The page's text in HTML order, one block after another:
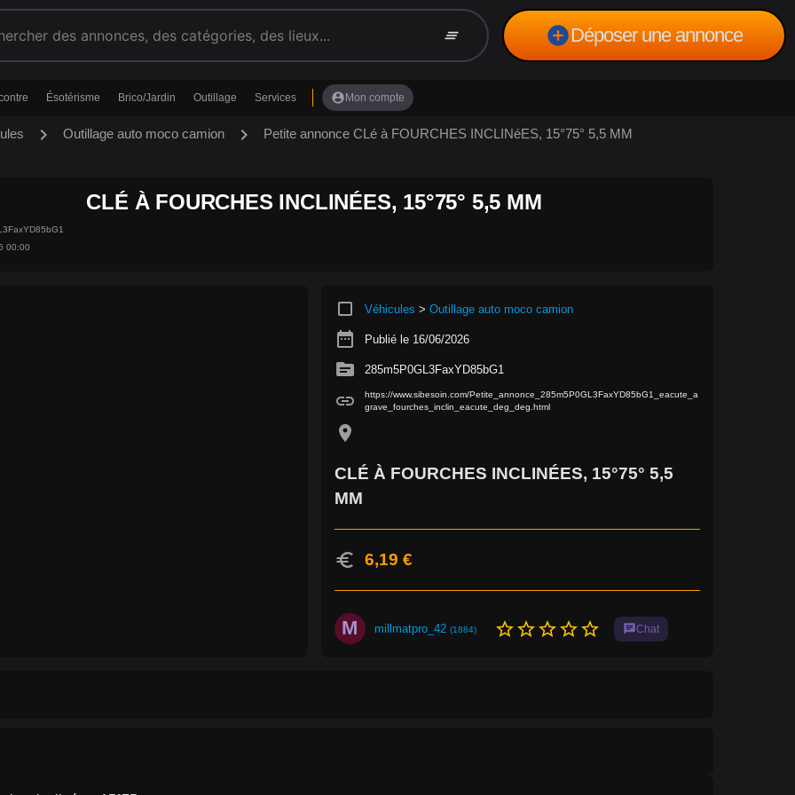
clear_all add_circleDéposer une annonce
Ésotérisme Brico/Jardin Outillage Services account_circle Mon compte
chevron_right Outillage auto moco camion chevron_right Petite annonce CLé à FOURCHES INCLINéES, 15°75° 5,5 MM
CLÉ À FOURCHES INCLINÉES, 15°75° 5,5 MM
00:00
crop_square Véhicules > Outillage auto moco camion
date_range Publié le 16/06/2026
source 285m5P0GL3FaxYD85bG1
link
https://www.sibesoin.com/Petite_annonce_285m5P0GL3FaxYD85bG1_eacute_a
grave_fourches_inclin_eacute_deg_deg.html
location_on
CLÉ À FOURCHES INCLINÉES, 15°75° 5,5
MM
euro 6,19 €
M millmatpro_42 (1884) star_borderstar_borderstar_borderstar_borderstar_border chatChat